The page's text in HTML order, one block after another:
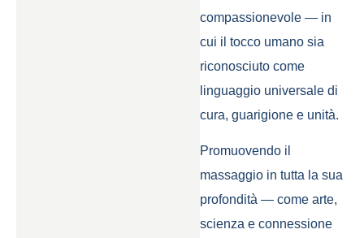
compassionevole — in
cui il tocco umano sia
riconosciuto come
linguaggio universale di
cura, guarigione e unità.
Promuovendo il
massaggio in tutta la sua
profondità — come arte,
scienza e connessione